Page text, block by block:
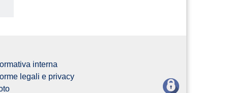
interna
legali e privacy